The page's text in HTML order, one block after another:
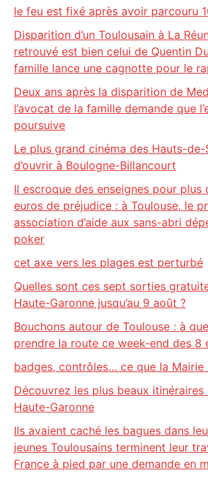
le feu est fixé après avoir parcouru
Disparition d’un Toulousain à La
retrouvé est bien celui de Quentin
famille lance une cagnotte pour le
Deux ans après la disparition de
l’avocat de la famille demande que
poursuive
Le plus grand cinéma des Hauts-de-
d’ouvrir à Boulogne-Billancourt
Il escroque des enseignes pour plus
euros de préjudice : à Toulouse, le
association d’aide aux sans-abri
poker
cet axe vers les plages est perturbé
Quelles sont ces sept sorties
Haute-Garonne jusqu’au 9 août ?
Bouchons autour de Toulouse : à
prendre la route ce week-end des 8
badges, contrôles… ce que la Mairie
Découvrez les plus beaux itinéraires
Haute-Garonne
Ils avaient caché les bagues dans
jeunes Toulousains terminent leur
France à pied par une demande en